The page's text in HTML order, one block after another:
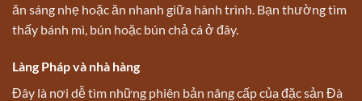
ăn sáng nhẹ hoặc ăn nhanh giữa hành trình. Bạn thường tìm
thấy bánh mì, bún hoặc bún chả cá ở đây.
Làng Pháp và nhà hàng
Đây là nơi dễ tìm những phiên bản nâng cấp của đặc sản Đà